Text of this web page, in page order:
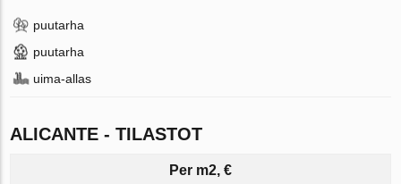
puutarha
puutarha
uima-allas
ALICANTE - TILASTOT
Per m2, €